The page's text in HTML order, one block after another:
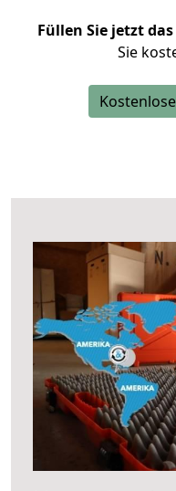
Füllen Sie jetzt
Sie